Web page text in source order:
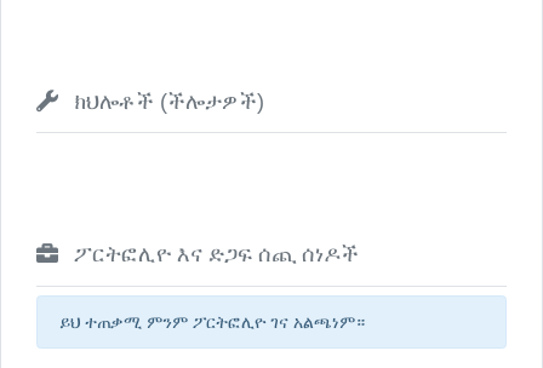
ክህሎቶች (ችሎታዎች)
ፖርትፎሊዮ እና ድጋፍ ሰጪ ሰነዶች
ይህ ተጠቃሚ ምንም ፖርትፎሊዮ ገና አልጫነም።